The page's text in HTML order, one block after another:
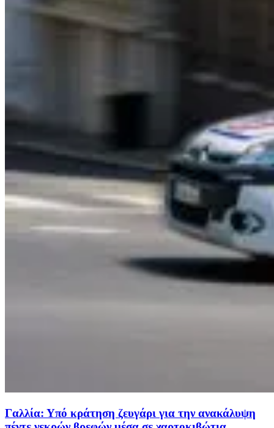
Γαλλία: Υπό κράτηση ζευγάρι για την ανακάλυψη